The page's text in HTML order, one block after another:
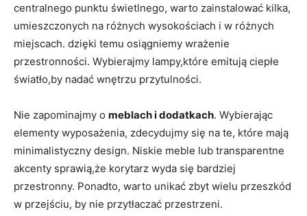
centralnego punktu świetlnego, warto zainstalować kilka,
umieszczonych na różnych wysokościach i w różnych
miejscach. dzięki temu osiągniemy wrażenie
przestronności. Wybierajmy lampy,które emitują ciepłe
światło,by nadać wnętrzu przytulności.
Nie zapominajmy o meblach i dodatkach. Wybierając
elementy wyposażenia, zdecydujmy się na te, które mają
minimalistyczny design. Niskie meble lub transparentne
akcenty sprawią,że korytarz wyda się bardziej
przestronny. Ponadto, warto unikać zbyt wielu przeszkód
w przejściu, by nie przytłaczać przestrzeni.